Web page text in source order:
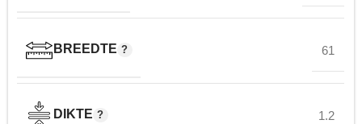
BREEDTE 61
DIKTE 1.2